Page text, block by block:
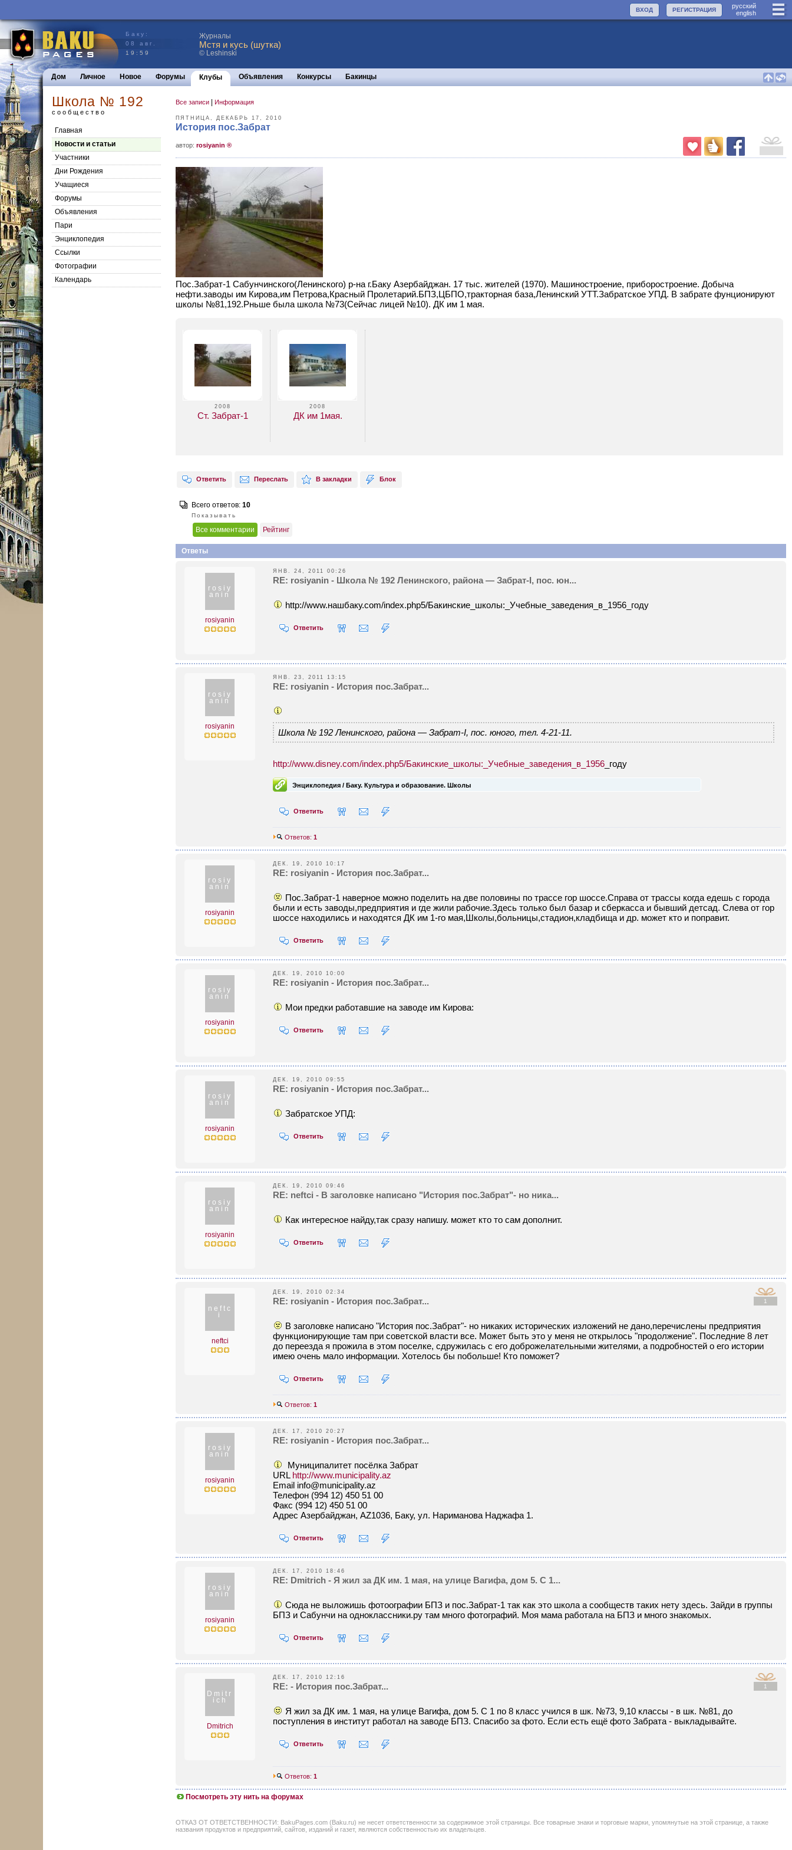
руccкий
english
РЕГИСТРАЦИЯ
ВХОД
Баку:
08 авг.
19:59
Журналы
Мстя и кусь (шутка)
© Leshinski
Дом Личное Новое Форумы Клубы Объявления Конкурсы Бакинцы
Школа № 192
сообщество
Главная
Новости и статьи
Участники
Дни Рождения
Учащиеся
Форумы
Объявления
Пари
Энциклопедия
Cсылки
Фотографии
Календарь
Все записи Информация
ПЯТНИЦА, ДЕКАБРЬ 17, 2010
История пос.Забрат
aвтор: rosiyanin ®
Пос.Забрат-1 Сабунчинского(Ленинского) р-на г.Баку Азербайджан. 17 тыс. жителей (1970). Машиностроение, приборостроение. Добыча
нефти.заводы им Кирова,им Петрова,Красный Пролетарий.БПЗ,ЦБПО,тракторная база,Ленинский УТТ.Забратское УПД. В забрате фунционируют
школы №81,192.Рньше была школа №73(Сейчас лицей №10). ДК им 1 мая.
2008
Ст. Забрат-1
2008
ДК им 1мая.
Ответить Переслать В закладки Блок
Всего ответов: 10
Показывать
Все комментарии Рейтинг
Ответы
rosiy
anin
rosiyanin
ЯНВ. 24, 2011 00:26
RE: rosiyanin - Школа № 192 Ленинского, района — Забрат-I, пос. юн...
http://www.нашбаку.com/index.php5/Бакинские_школы:_Учебные_заведения_в_1956_году
Ответить
rosiy
anin
rosiyanin
ЯНВ. 23, 2011 13:15
RE: rosiyanin - История пос.Забрат...
Школа № 192 Ленинского, района — Забрат-I, пос. юного, тел. 4-21-11.
http://www.disney.com/index.php5/Бакинские_школы:_Учебные_заведения_в_1956 _году
Энциклопедия / Баку. Культура и образование. Школы
Ответить
Ответов: 1
rosiy
anin
rosiyanin
ДЕК. 19, 2010 10:17
RE: rosiyanin - История пос.Забрат...
Пос.Забрат-1 наверное можно поделить на две половины по трассе гор шоссе.Справа от трассы когда едешь с города
были и есть заводы,предприятия и где жили рабочие.Здесь только был базар и сберкасса и бывший детсад. Слева от гор
шоссе находились и находятся ДК им 1-го мая,Школы,больницы,стадион,кладбища и др. может кто и поправит.
Ответить
rosiy
anin
rosiyanin
ДЕК. 19, 2010 10:00
RE: rosiyanin - История пос.Забрат...
Мои предки работавшие на заводе им Кирова:
Ответить
rosiy
anin
rosiyanin
ДЕК. 19, 2010 09:55
RE: rosiyanin - История пос.Забрат...
Забратское УПД:
Ответить
rosiy
anin
rosiyanin
ДЕК. 19, 2010 09:46
RE: neftci - В заголовке написано "История пос.Забрат"- но ника...
Как интересное найду,так сразу напишу. может кто то сам дополнит.
Ответить
neftc
i
neftci
1
ДЕК. 19, 2010 02:34
RE: rosiyanin - История пос.Забрат...
В заголовке написано "История пос.Забрат"- но никаких исторических изложений не дано,перечислены предприятия
функционирующие там при советской власти все. Может быть это у меня не открылось "продолжение". Последние 8 лет
до переезда я прожила в этом поселке, сдружилась с его доброжелательными жителями, а подробностей о его истории
имею очень мало информации. Хотелось бы побольше! Кто поможет?
Ответить
Ответов: 1
rosiy
anin
rosiyanin
ДЕК. 17, 2010 20:27
RE: rosiyanin - История пос.Забрат...
Муниципалитет посёлка Забрат
URL http://www.municipality.az
Email info@municipality.az
Телефон (994 12) 450 51 00
Факс (994 12) 450 51 00
Адрес Азербайджан, AZ1036, Баку, ул. Нариманова Наджафа 1.
Ответить
rosiy
anin
rosiyanin
ДЕК. 17, 2010 18:46
RE: Dmitrich - Я жил за ДК им. 1 мая, на улице Вагифа, дом 5. С 1...
Сюда не выложишь фотоографии БПЗ и пос.Забрат-1 так как это школа а сообществ таких нету здесь. Зайди в группы
БПЗ и Сабунчи на одноклассники.ру там много фотографий. Моя мама работала на БПЗ и много знакомых.
Ответить
Dmitr
ich
Dmitrich
1
ДЕК. 17, 2010 12:16
RE: - История пос.Забрат...
Я жил за ДК им. 1 мая, на улице Вагифа, дом 5. С 1 по 8 класс учился в шк. №73, 9,10 классы - в шк. №81, до
поступления в институт работал на заводе БПЗ. Спасибо за фото. Если есть ещё фото Забрата - выкладывайте.
Ответить
Ответов: 1
Посмотреть эту нить на форумах
ОТКАЗ ОТ ОТВЕТСТВЕННОСТИ: BakuPages.com (Baku.ru) не несет ответственности за содержимое этой страницы. Все товарные знаки и торговые марки, упомянутые на этой странице, а также
названия продуктов и предприятий, сайтов, изданий и газет, являются собственностью их владельцев.